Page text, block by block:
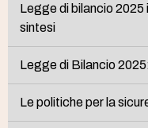
Legge di bilancio
sintesi
Legge di Bilancio
Le politiche per la